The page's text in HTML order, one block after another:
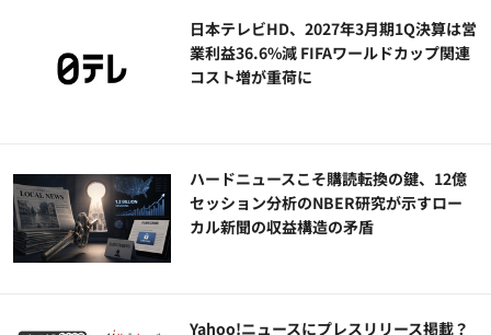
日本テレビHD、2027年3月期1Q決算は営
業利益36.6%減 FIFAワールドカップ関連
コスト増が重荷に
ハードニュースこそ購読転換の鍵、12億
セッション分析のNBER研究が示すロー
カル新聞の収益構造の矛盾
Yahoo!ニュースにプレスリリース掲載？